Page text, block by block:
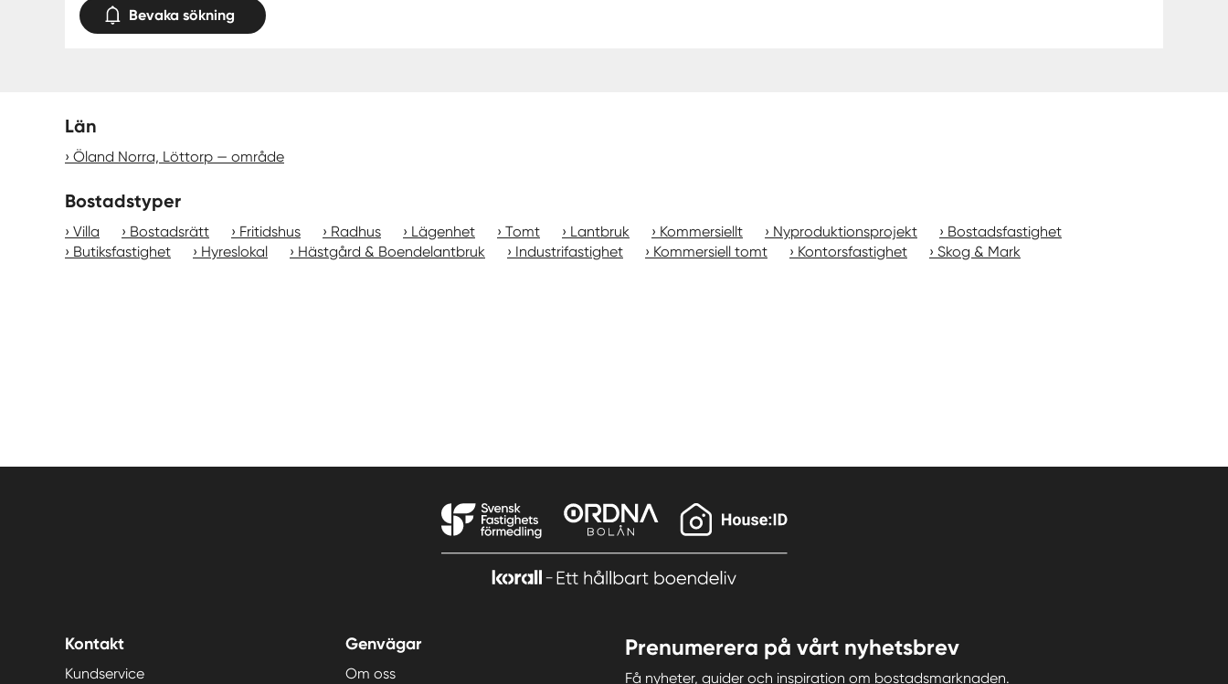
Bevaka sökning
Län
Öland Norra, Löttorp — område
Bostadstyper
Villa Bostadsrätt Fritidshus Radhus Lägenhet Tomt Lantbruk Kommersiellt Nyproduktionsprojekt
Bostadsfastighet
Butiksfastighet
Hyreslokal Hästgård & Boendelantbruk Industrifastighet Kommersiell tomt Kontorsfastighet Skog & Mark
Kontakt
Kundservice
Genvägar
Om oss
Prenumerera på vårt nyhetsbrev
Få nyheter, guider och inspiration om bostadsmarknaden.